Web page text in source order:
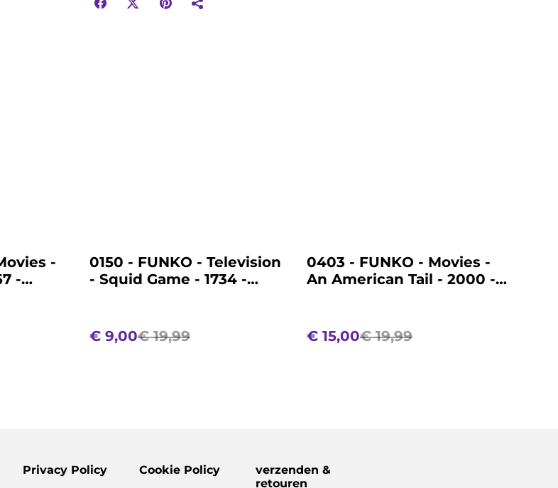
-
-
%
0150 - FUNKO - Television
- Squid Game - 1734 -
€ 9,00€ 19,99
%
0403 - FUNKO - Movies -
An American Tail - 2000 -
€ 15,00€ 19,99
Privacy Policy Cookie Policy
verzenden &
retouren